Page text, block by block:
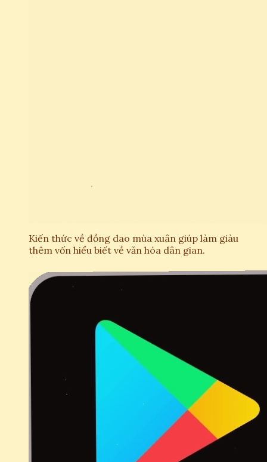
Kiến thức về đồng dao mùa xuân giúp làm giàu
thêm vốn hiểu biết về văn hóa dân gian.